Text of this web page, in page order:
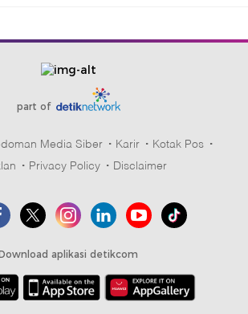
part of
Media Siber Karir
Kotak Pos
Privacy Policy Disclaimer
aplikasi detikcom